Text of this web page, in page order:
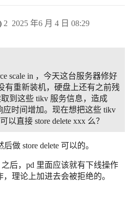
2025 年6 月 4 日 08:29
2
scale in ，今天这台服务器修好
有重新装机，硬盘上还有之前残
到这些 tikv 服务信息，造成
应时间增加。现在想把这些 tikv
以直接 store delete xxx 么？
做 store delete 可以的。
之后，pd 里面应该就有下线操作
，理论上加进去会被拒绝的。